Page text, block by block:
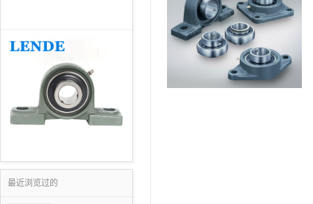
最近浏览过的